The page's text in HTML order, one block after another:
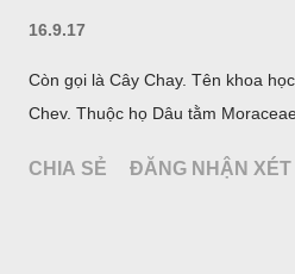
16.9.17
Còn gọi là Cây Chay. Tên khoa
Chev. Thuộc họ Dâu tằm
CHIA SẺ ĐĂNG NHẬN XÉT